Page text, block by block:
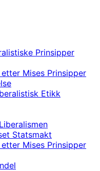
Prinsipper
Mises Prinsipper
Etikk
Statsmakt
Mises Prinsipper